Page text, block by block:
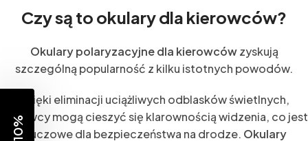
Czy są to okulary dla kierowców?
Okulary polaryzacyjne dla kierowcówzyskują
szczególną popularność z kilku istotnych powodów.
Dzięki eliminacji uciążliwych odblasków świetlnych,
kierowcy mogą cieszyć się klarownością widzenia, co jest
kluczowe dla bezpieczeństwa na drodze. Okulary